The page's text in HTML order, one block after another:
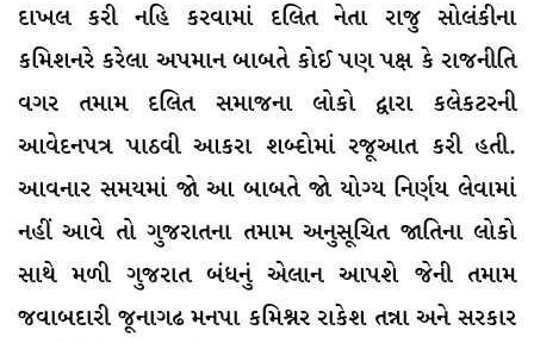
દાખલ કરી નહિ કરવામાં દલિત નેતા રાજુ સોલંકીના
કમિશનરે કરેલા અપમાન બાબતે કોઈ પણ પક્ષ કે રાજનીતિ
વગર તમામ દલિત સમાજના લોકો દ્વારા કલેકટરની
આવેદનપત્ર પાઠવી આકરા શબ્દોમાં રજૂઆત કરી હતી.
આવનાર સમયમાં જો આ બાબતે જો યોગ્ય નિર્ણય લેવામાં
નહીં આવે તો ગુજરાતના તમામ અનુસૂચિત જાતિના લોકો
સાથે મળી ગુજરાત બંધનું એલાન આપશે જેની તમામ
જવાબદારી જૂનાગઢ મનપા કમિશ્નર રાકેશ તન્ના અને સરકાર